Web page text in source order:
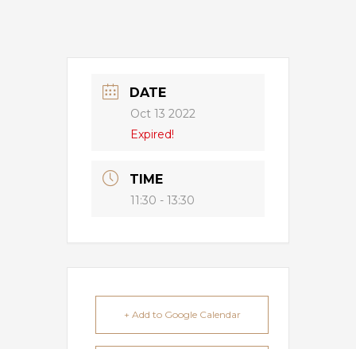
DATE
Oct 13 2022
Expired!
TIME
11:30 - 13:30
+ Add to Google Calendar